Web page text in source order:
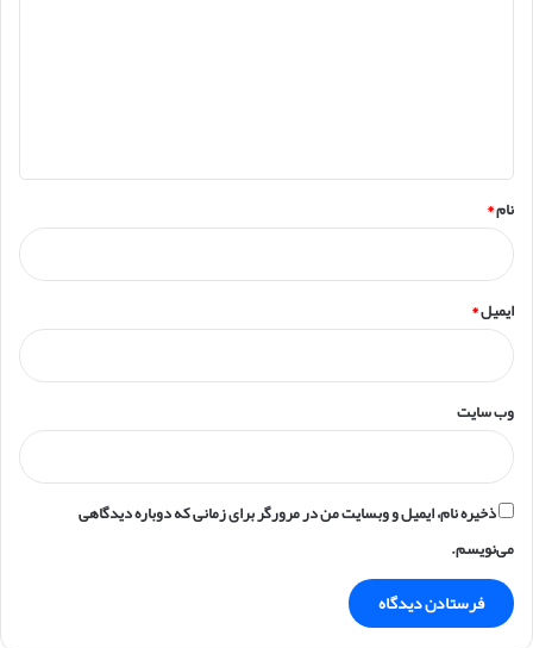
نام*
ایمیل*
وب‌ سایت
ذخیره نام، ایمیل و وبسایت من در مرورگر برای زمانی که دوباره دیدگاهی
می‌نویسم.